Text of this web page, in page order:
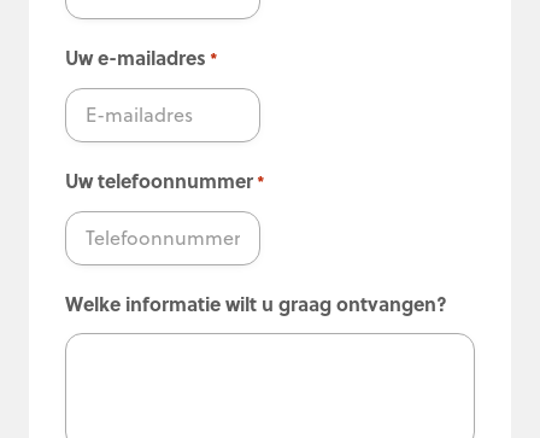
Uw e-mailadres *
Uw telefoonnummer *
Welke informatie wilt u graag ontvangen?